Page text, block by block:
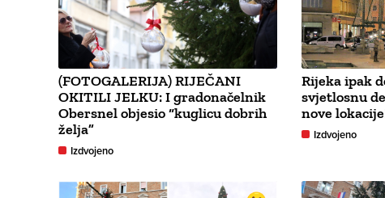
(FOTOGALERIJA) RIJEČANI
OKITILI JELKU: I gradonačelnik
Obersnel objesio “kuglicu dobrih
želja”
Izdvojeno
Rijeka ipak
svjetlosnu
nove
Izdvojeno